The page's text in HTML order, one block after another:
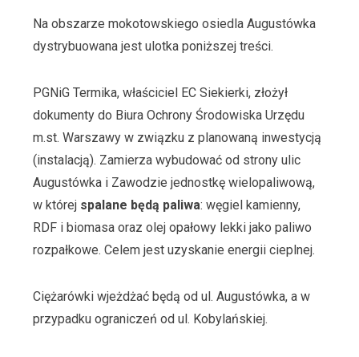
Na obszarze mokotowskiego osiedla Augustówka
dystrybuowana jest ulotka poniższej treści.
PGNiG Termika, właściciel EC Siekierki, złożył
dokumenty do Biura Ochrony Środowiska Urzędu
m.st. Warszawy w związku z planowaną inwestycją
(instalacją). Zamierza wybudować od strony ulic
Augustówka i Zawodzie jednostkę wielopaliwową,
w której spalane będą paliwa: węgiel kamienny,
RDF i biomasa oraz olej opałowy lekki jako paliwo
rozpałkowe. Celem jest uzyskanie energii cieplnej.
Ciężarówki wjeżdżać będą od ul. Augustówka, a w
przypadku ograniczeń od ul. Kobylańskiej.